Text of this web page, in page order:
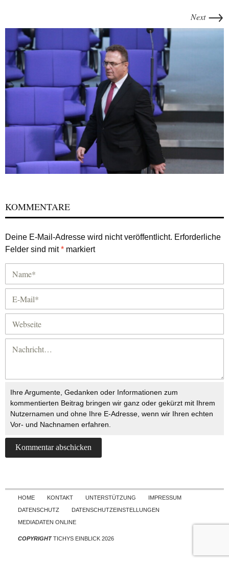
Next →
KOMMENTARE
Deine E-Mail-Adresse wird nicht veröffentlicht. Erforderliche
Felder sind mit* markiert
Ihre Argumente, Gedanken oder Informationen zum
kommentierten Beitrag bringen wir ganz oder gekürzt mit Ihrem
Nutzernamen und ohne Ihre E-Adresse, wenn wir Ihren echten
Vor- und Nachnamen erfahren.
Skip to content
HOME KONTAKT UNTERSTÜTZUNG
IMPRESSUM
DATENSCHUTZ
DATENSCHUTZEINSTELLUNGEN
MEDIADATEN ONLINE
COPYRIGHTTICHYS EINBLICK 2026